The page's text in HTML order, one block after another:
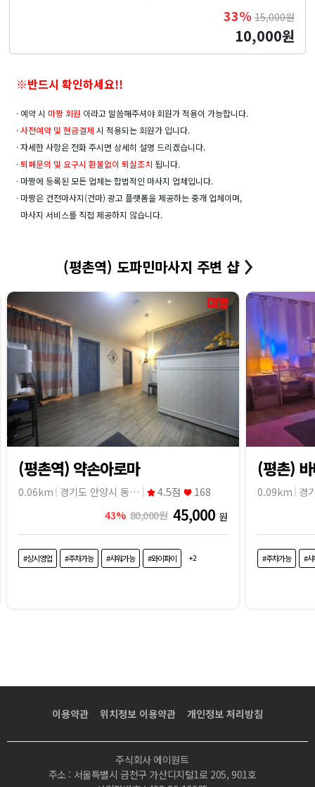
33% 15,000원
10,000원
※반드시 확인하세요!!
· 예약 시 마짱 회원 이라고 말씀해주셔야 회원가 적용이 가능합니다.
·사전예약 및 현금결제 시 적용되는 회원가 입니다.
· 자세한 사항은 전화 주시면 상세히 설명 드리겠습니다.
·퇴폐문의 및 요구시 환불없이 퇴실조치 됩니다.
· 마짱에 등록된 모든 업체는 합법적인 마사지 업체입니다.
· 마짱은 건전마사지(건마) 광고 플랫폼을 제공하는 중개 업체이며,
마사지 서비스를 직접 제공하지 않습니다.
(평촌역) 도파민마사지 주변 샵
(평촌역) 약손아로마
0.06km 경기도 안양시 동안구 4.5점
168
43% 80,000원 45,000 원
#상시영업 #주차가능 #샤워가능 #와이파이 +2
(평촌)
0.09km
#주차가능 #
이용약관 위치정보 이용약관 개인정보 처리방침
주식회사 에이원트
주소 : 서울특별시 금천구 가산디지털1로 205, 901호